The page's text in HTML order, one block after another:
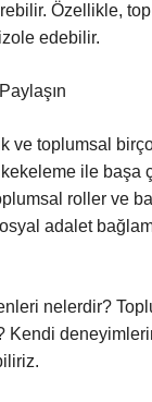
Özellikle,
edebilir.
ve toplumsal
kekeleme ile
roller ve
adalet
nelerdir?
Kendi